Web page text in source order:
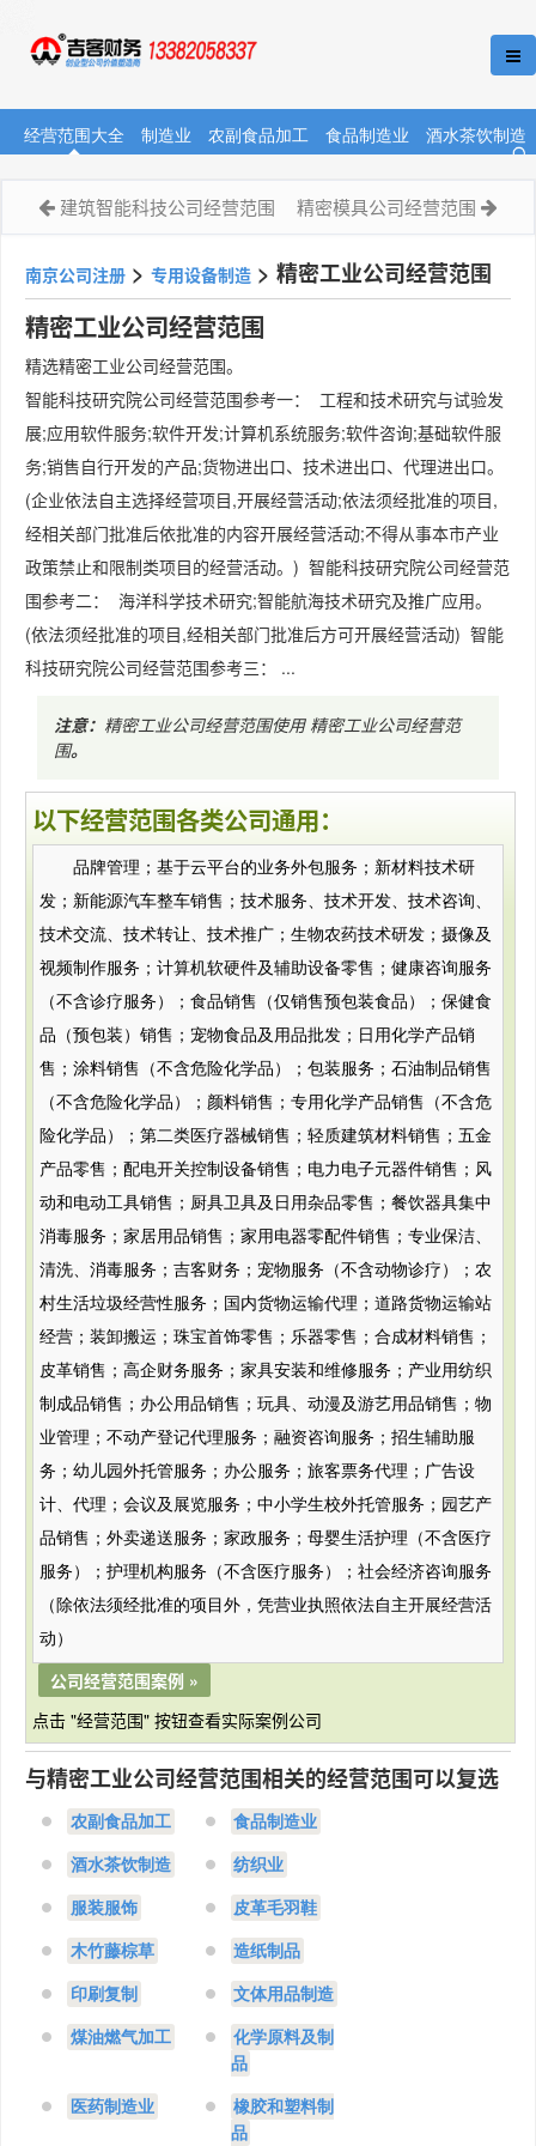
经营范围大全 制造业 农副食品加工 食品制造业 酒水茶饮制造
建筑智能科技公司经营范围 精密模具公司经营范围
南京公司注册 > 专用设备制造 > 精密工业公司经营范围
精密工业公司经营范围
精选精密工业公司经营范围。
智能科技研究院公司经营范围参考一： 工程和技术研究与试验发
展;应用软件服务;软件开发;计算机系统服务;软件咨询;基础软件服
务;销售自行开发的产品;货物进出口、技术进出口、代理进出口。
(企业依法自主选择经营项目,开展经营活动;依法须经批准的项目,
经相关部门批准后依批准的内容开展经营活动;不得从事本市产业
政策禁止和限制类项目的经营活动。) 智能科技研究院公司经营范
围参考二： 海洋科学技术研究;智能航海技术研究及推广应用。
(依法须经批准的项目,经相关部门批准后方可开展经营活动) 智能
科技研究院公司经营范围参考三： ...
注意： 精密工业公司经营范围使用 精密工业公司经营范
围。
以下经营范围各类公司通用：
品牌管理；基于云平台的业务外包服务；新材料技术研
发；新能源汽车整车销售；技术服务、技术开发、技术咨询、
技术交流、技术转让、技术推广；生物农药技术研发；摄像及
视频制作服务；计算机软硬件及辅助设备零售；健康咨询服务
（不含诊疗服务）；食品销售（仅销售预包装食品）；保健食
品（预包装）销售；宠物食品及用品批发；日用化学产品销
售；涂料销售（不含危险化学品）；包装服务；石油制品销售
（不含危险化学品）；颜料销售；专用化学产品销售（不含危
险化学品）；第二类医疗器械销售；轻质建筑材料销售；五金
产品零售；配电开关控制设备销售；电力电子元器件销售；风
动和电动工具销售；厨具卫具及日用杂品零售；餐饮器具集中
消毒服务；家居用品销售；家用电器零配件销售；专业保洁、
清洗、消毒服务；吉客财务；宠物服务（不含动物诊疗）；农
村生活垃圾经营性服务；国内货物运输代理；道路货物运输站
经营；装卸搬运；珠宝首饰零售；乐器零售；合成材料销售；
皮革销售；高企财务服务；家具安装和维修服务；产业用纺织
制成品销售；办公用品销售；玩具、动漫及游艺用品销售；物
业管理；不动产登记代理服务；融资咨询服务；招生辅助服
务；幼儿园外托管服务；办公服务；旅客票务代理；广告设
计、代理；会议及展览服务；中小学生校外托管服务；园艺产
品销售；外卖递送服务；家政服务；母婴生活护理（不含医疗
服务）；护理机构服务（不含医疗服务）；社会经济咨询服务
（除依法须经批准的项目外，凭营业执照依法自主开展经营活
动）
公司经营范围案例 »
点击 "经营范围" 按钮查看实际案例公司
与精密工业公司经营范围相关的经营范围可以复选
农副食品加工 食品制造业
酒水茶饮制造 纺织业
服装服饰 皮革毛羽鞋
木竹藤棕草 造纸制品
印刷复制 文体用品制造
煤油燃气加工
化学原料及制
品
医药制造业
橡胶和塑料制
品